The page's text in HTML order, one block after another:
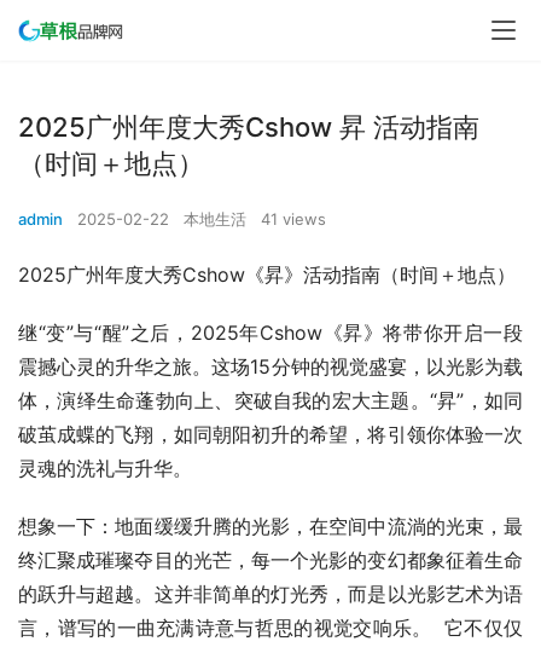
2025广州年度大秀Cshow 昇 活动指南
（时间＋地点）
admin 2025-02-22 本地生活 41 views
2025广州年度大秀Cshow《昇》活动指南（时间＋地点）
继“变”与“醒”之后，2025年Cshow《昇》将带你开启一段
震撼心灵的升华之旅。这场15分钟的视觉盛宴，以光影为载
体，演绎生命蓬勃向上、突破自我的宏大主题。“昇”，如同
破茧成蝶的飞翔，如同朝阳初升的希望，将引领你体验一次
灵魂的洗礼与升华。
想象一下：地面缓缓升腾的光影，在空间中流淌的光束，最
终汇聚成璀璨夺目的光芒，每一个光影的变幻都象征着生命
的跃升与超越。这并非简单的灯光秀，而是以光影艺术为语
言，谱写的一曲充满诗意与哲思的视觉交响乐。  它不仅仅